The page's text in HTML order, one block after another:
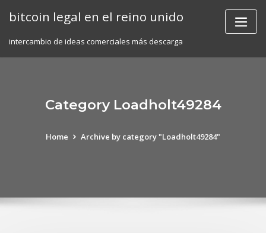
bitcoin legal en el reino unido
intercambio de ideas comerciales más descarga
Category Loadholt49284
Home Archive by category "Loadholt49284"